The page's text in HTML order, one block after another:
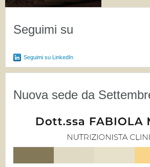
Seguimi su
Seguimi su LinkedIn
Nuova sede da